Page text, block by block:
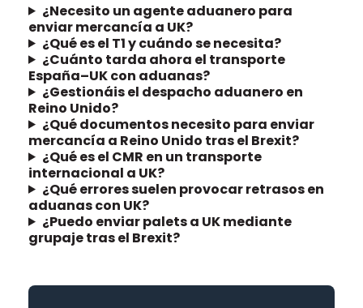
¿Necesito un agente aduanero para
enviar mercancía a UK?
¿Qué es el T1 y cuándo se necesita?
¿Cuánto tarda ahora el transporte
España–UK con aduanas?
¿Gestionáis el despacho aduanero en
Reino Unido?
¿Qué documentos necesito para enviar
mercancía a Reino Unido tras el Brexit?
¿Qué es el CMR en un transporte
internacional a UK?
¿Qué errores suelen provocar retrasos en
aduanas con UK?
¿Puedo enviar palets a UK mediante
grupaje tras el Brexit?